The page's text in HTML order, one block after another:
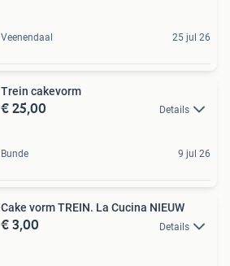
Veenendaal 25 jul 26
Trein cakevorm
€ 25,00 Details
Bunde 9 jul 26
Cake vorm TREIN. La Cucina NIEUW
€ 3,00 Details